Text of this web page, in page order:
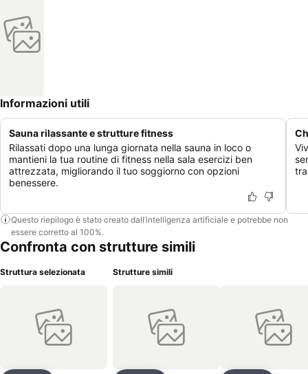
Informazioni utili
Sauna rilassante e strutture fitness
Rilassati dopo una lunga giornata nella sauna in loco o
mantieni la tua routine di fitness nella sala esercizi ben
attrezzata, migliorando il tuo soggiorno con opzioni
benessere.
Questo riepilogo è stato creato dall’intelligenza artificiale e potrebbe non
essere corretto al 100%.
Confronta con strutture simili
Struttura selezionata Strutture simili